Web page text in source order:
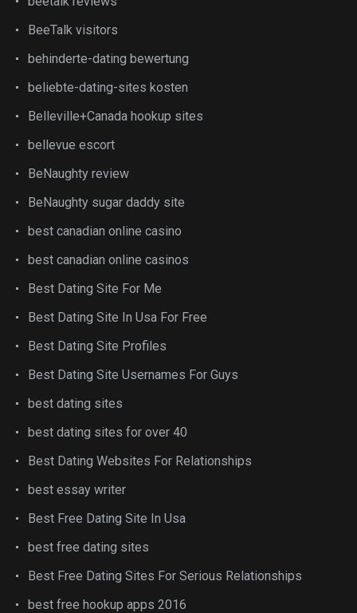
BeeTalk visitors
behinderte-dating bewertung
beliebte-dating-sites kosten
Belleville+Canada hookup sites
bellevue escort
BeNaughty review
BeNaughty sugar daddy site
best canadian online casino
best canadian online casinos
Best Dating Site For Me
Best Dating Site In Usa For Free
Best Dating Site Profiles
Best Dating Site Usernames For Guys
best dating sites
best dating sites for over 40
Best Dating Websites For Relationships
best essay writer
Best Free Dating Site In Usa
best free dating sites
Best Free Dating Sites For Serious Relationships
best free hookup apps 2016